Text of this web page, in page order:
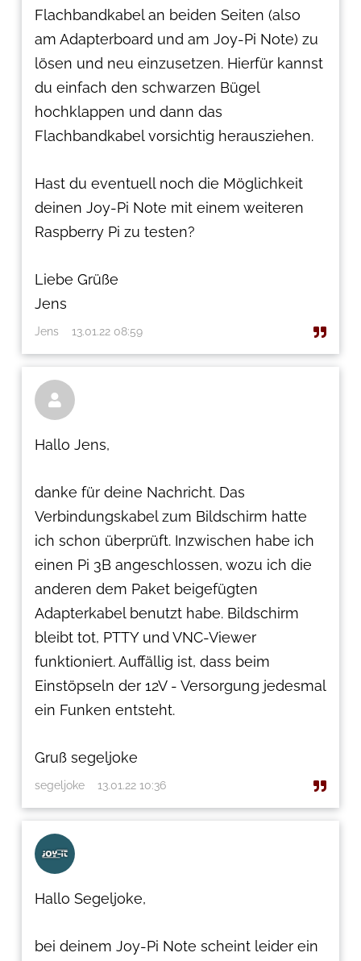
Flachbandkabel an beiden Seiten (also
am Adapterboard und am Joy-Pi Note) zu
lösen und neu einzusetzen. Hierfür kannst
du einfach den schwarzen Bügel
hochklappen und dann das
Flachbandkabel vorsichtig herausziehen.
Hast du eventuell noch die Möglichkeit
deinen Joy-Pi Note mit einem weiteren
Raspberry Pi zu testen?
Liebe Grüße
Jens
Jens 13.01.22 08:59

Hallo Jens,
danke für deine Nachricht. Das
Verbindungskabel zum Bildschirm hatte
ich schon überprüft. Inzwischen habe ich
einen Pi 3B angeschlossen, wozu ich die
anderen dem Paket beigefügten
Adapterkabel benutzt habe. Bildschirm
bleibt tot, PTTY und VNC-Viewer
funktioniert. Auffällig ist, dass beim
Einstöpseln der 12V - Versorgung jedesmal
ein Funken entsteht.
Gruß segeljoke
segeljoke 13.01.22 10:36
Hallo Segeljoke,
bei deinem Joy-Pi Note scheint leider ein